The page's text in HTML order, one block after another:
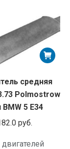
средняя
Polmostrow
BMW 5 E34
руб.